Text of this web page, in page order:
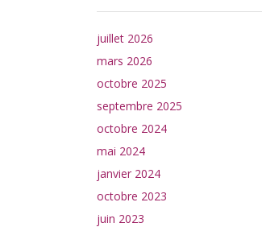
juillet 2026
mars 2026
octobre 2025
septembre 2025
octobre 2024
mai 2024
janvier 2024
octobre 2023
juin 2023